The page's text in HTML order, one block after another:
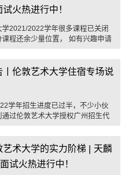
火热进行中！
学2021/2022学年很多课程已关闭
课程还余少量位置， 如有兴趣申请
丨伦敦艺术大学住宿专场说
学年招生进度已过半，不少小伙
通过伦敦艺术大学授权广州招生代
艺术大学的实力阶梯 | 天麟
试火热进行中！